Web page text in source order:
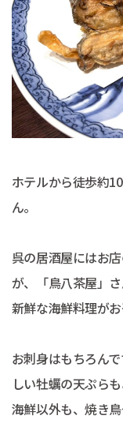
ホテルから徒歩約
ん。
呉の居酒屋にはお
が、「鳥八茶屋」
新鮮な海鮮料理がお
お刺身はもちろん
しい牡蠣の天ぷら
海鮮以外も、焼き